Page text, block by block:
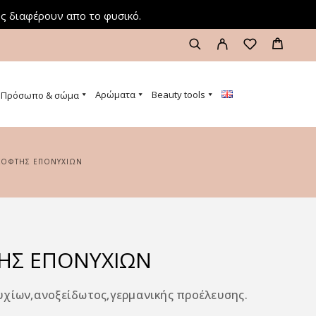
διαφέρουν απο το φυσικό.
Πρόσωπο & σώμα Αρώματα Beauty tools
ΚΌΦΤΗΣ ΕΠΟΝΥΧΊΩΝ
ΕΠΟΝΥΧΊΩΝ
προέλευσης.